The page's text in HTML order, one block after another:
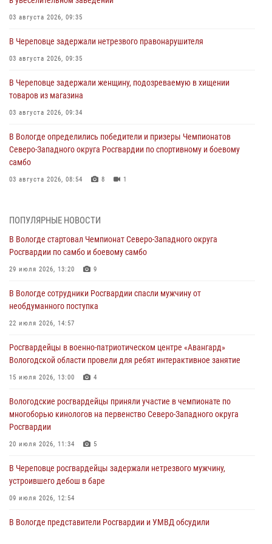
03 августа 2026, 09:35
В Череповце задержали нетрезвого правонарушителя
03 августа 2026, 09:35
В Череповце задержали женщину, подозреваемую в хищении
товаров из магазина
03 августа 2026, 09:34
В Вологде определились победители и призеры Чемпионатов
Северо-Западного округа Росгвардии по спортивному и боевому
самбо
03 августа 2026, 08:54 8 1
ОХРАНЫ РОСГВАРДИИ В ВОЛОГОДСКОЙ ОБЛАСТИ ЗАДЕРЖАНО 23
02 августа 2026, 10:37
Росгвардейцы в г. Соколе задержали несовершеннолетнего
31 июля 2026, 06:43
В Вологде стартовал Чемпионат Северо-Западного округа
29 июля 2026, 13:20
В Вологде росгвардейцы задержали мужчину, подозреваемого в
29 июля 2026, 09:08
ПОПУЛЯРНЫЕ НОВОСТИ
В Вологде стартовал Чемпионат Северо-Западного округа
Росгвардии по самбо и боевому самбо
29 июля 2026, 13:20 9
В Вологде сотрудники Росгвардии спасли мужчину от
необдуманного поступка
22 июля 2026, 14:57
Росгвардейцы в военно-патриотическом центре «Авангард»
Вологодской области провели для ребят интерактивное занятие
15 июля 2026, 13:00 4
Вологодские росгвардейцы приняли участие в чемпионате по
многоборью кинологов на первенство Северо-Западного округа
Росгвардии
20 июля 2026, 11:34 5
В Череповце росгвардейцы задержали нетрезвого мужчину,
устроившего дебош в баре
09 июля 2026, 12:54
В Вологде представители Росгвардии и УМВД обсудили